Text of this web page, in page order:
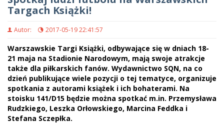
Targach Książki!
Autor: 2017-05-19 22:41:57
Warszawskie Targi Książki, odbywające się w dniach 18-
21 maja na Stadionie Narodowym, mają swoje atrakcje
także dla piłkarskich fanów. Wydawnictwo SQN, na co
dzień publikujące wiele pozycji o tej tematyce, organizuje
spotkania z autorami książek i ich bohaterami. Na
stoisku 141/D15 będzie można spotkać m.in. Przemysława
Rudzkiego, Leszka Orłowskiego, Marcina Feddka i
Stefana Sczepłka.